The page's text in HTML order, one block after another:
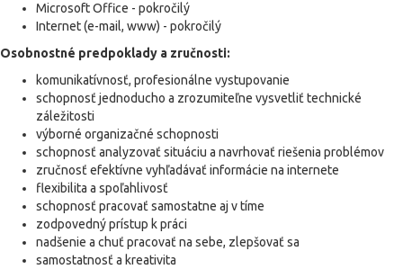
Microsoft Office - pokročilý
Internet (e-mail, www) - pokročilý
Osobnostné predpoklady a zručnosti:
komunikatívnosť, profesionálne vystupovanie
schopnosť jednoducho a zrozumiteľne vysvetliť technické
záležitosti
výborné organizačné schopnosti
schopnosť analyzovať situáciu a navrhovať riešenia problémov
zručnosť efektívne vyhľadávať informácie na internete
flexibilita a spoľahlivosť
schopnosť pracovať samostatne aj v tíme
zodpovedný prístup k práci
nadšenie a chuť pracovať na sebe, zlepšovať sa
samostatnosť a kreativita